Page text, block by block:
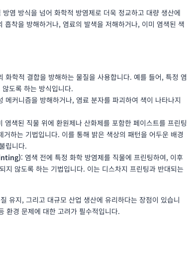
염 방식을 넘어 화학적 방염제로 더욱 정교하고 대량 생산에
착을 방해하거나, 염료의 발색을 저해하거나, 이미 염색된 색
화학적 결합을 방해하는 물질을 사용합니다. 예를 들어, 특정 염
도록 하는 방식입니다.
메커니즘을 방해하거나, 염료 분자를 파괴하여 색이 나타나지
염색된 직물 위에 환원제나 산화제를 포함한 페이스트를 프린팅
하는 기법입니다. 이를 통해 밝은 색상의 패턴을 어두운 배경
립니다.
: 염색 전에 특정 화학 방염제를 직물에 프린팅하여, 이후
지 않도록 하는 기법입니다. 이는 디스차지 프린팅과 반대되는
유지, 그리고 대규모 산업 생산에 유리하다는 장점이 있습니
환경 문제에 대한 고려가 필수적입니다.